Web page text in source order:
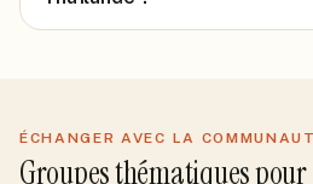
ÉCHANGER AVEC LA
Groupes thématiques pour